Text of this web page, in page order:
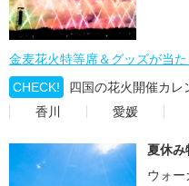
金麦花火特等席＆グッズが当た
CHECK!
四国の花火開催カレ
香川
愛媛
夏休み
ウォー